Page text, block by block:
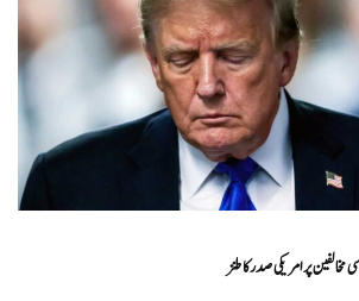
مخالفین پر امریکی صدرکا طنز